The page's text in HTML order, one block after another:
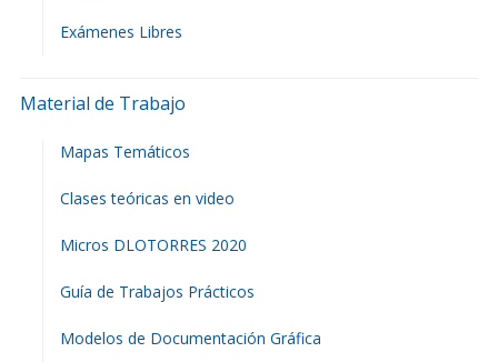
Exámenes Libres
Material de Trabajo
Mapas Temáticos
Clases teóricas en video
Micros DLOTORRES 2020
Guía de Trabajos Prácticos
Modelos de Documentación Gráfica